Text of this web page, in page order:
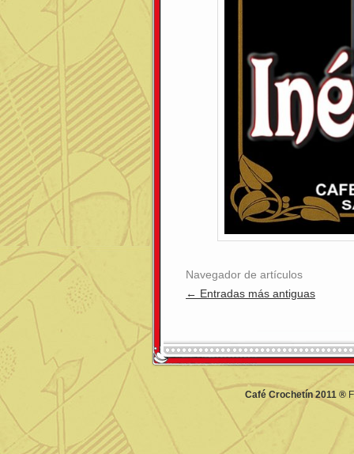
Navegador de artículos
← Entradas más antiguas
Café Crochetín 2011 ®